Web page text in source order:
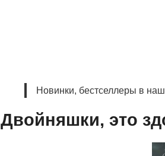
Новинки, бестселлеры в
Двойняшки, это